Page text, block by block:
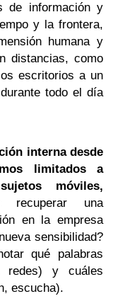
de información y
y la frontera,
humana y
distancias, como
escritorios a un
todo el día
interna desde
limitados a
móviles,
una
en la empresa
sensibilidad?
qué palabras
redes) y cuáles
escucha).